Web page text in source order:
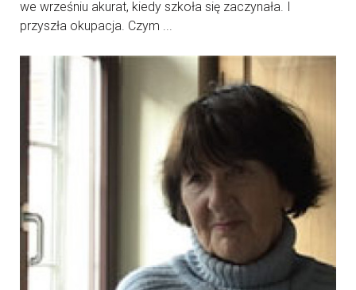
we wrześniu akurat, kiedy szkoła się zaczynała. I
przyszła okupacja. Czym ...